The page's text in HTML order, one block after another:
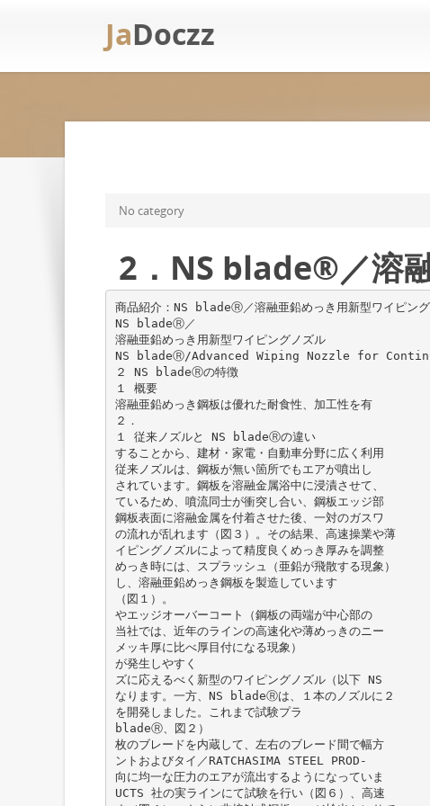
JaDoczz
No category
2．NS blade®／溶
商品紹介：NS bladeⓇ／溶融亜鉛めっき用新型ワイピン
NS bladeⓇ／
溶融亜鉛めっき用新型ワイピングノズル
NS bladeⓇ/Advanced Wiping Nozzle for
２ NS bladeⓇの特徴
１ 概要
溶融亜鉛めっき鋼板は優れた耐食性、加工性を有
２．
１ 従来ノズルと NS bladeⓇの違い
することから、建材・家電・自動車分野に広く利用
従来ノズルは、鋼板が無い箇所でもエアが噴出し
されています。鋼板を溶融金属浴中に浸漬させて、
ているため、噴流同士が衝突し合い、鋼板エッジ部
鋼板表面に溶融金属を付着させた後、一対のガスワ
の流れが乱れます（図３）。その結果、高速操業や薄
イピングノズルによって精度良くめっき厚みを調整
めっき時には、スプラッシュ（亜鉛が飛散する現象）
し、溶融亜鉛めっき鋼板を製造しています
（図１）。
やエッジオーバーコート（鋼板の両端が中心部の
当社では、近年のラインの高速化や薄めっきのニー
メッキ厚に比べ厚目付になる現象）
が発生しやすく
ズに応えるべく新型のワイピングノズル（以下 NS
なります。一方、NS bladeⓇは、１本のノズルに２
を開発しました。これまで試験プラ
bladeⓇ、図２）
枚のブレードを内蔵して、左右のブレード間で幅方
ントおよびタイ／RATCHASIMA STEEL PROD-
向に均一な圧力のエアが流出するようになっていま
UCTS 社の実ラインにて試験を行い（図６）、高速